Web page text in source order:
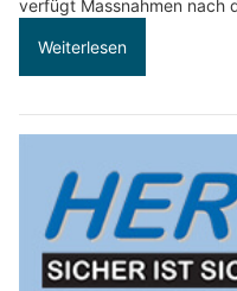
verfügt Massnahmen nach
Weiterlesen